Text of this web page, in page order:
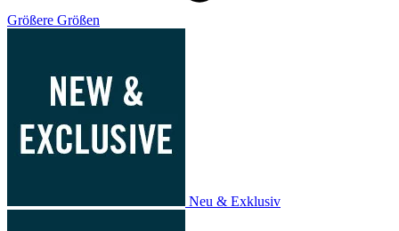
Größere Größen
Neu & Exklusiv